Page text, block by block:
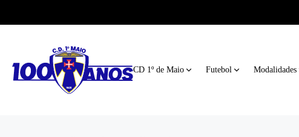
CD 1º de Maio Futebol Modalidades